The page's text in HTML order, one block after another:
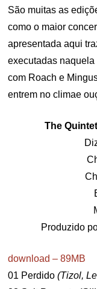
São muitas as
como o maior
apresentada aqui
executadas naquela
com Roach e
entrem no climae
The
Produzido
download – 89MB
01 Perdido(Tizol,